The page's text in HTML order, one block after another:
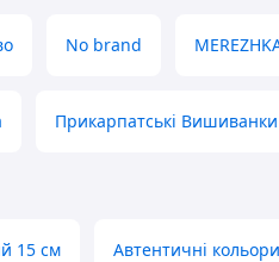
No brand
Прикарпатські Вишиванки
15 см Автентичні кольори